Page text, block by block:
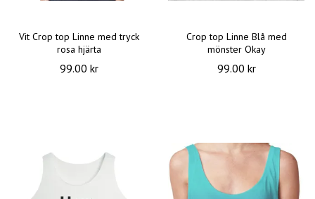
Vit Crop top Linne med tryck
rosa hjärta
99.00 kr
Crop top Linne Blå med
mönster Okay
99.00 kr